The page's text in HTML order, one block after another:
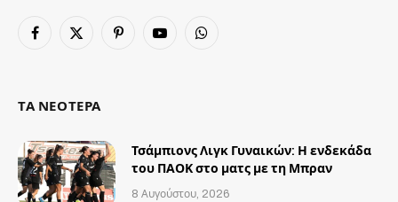
Facebook
X
PinterestYouTubeWhatsApp
ΤΑ ΝΕΟΤΕΡΑ
Τσάμπιονς Λιγκ Γυναικών: Η ενδεκάδα
του ΠΑΟΚ στο ματς με τη Μπραν
8 Αυγούστου, 2026